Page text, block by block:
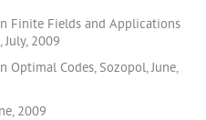
Finite Fields and Applications
2009
Codes, Sozopol, June,
2009